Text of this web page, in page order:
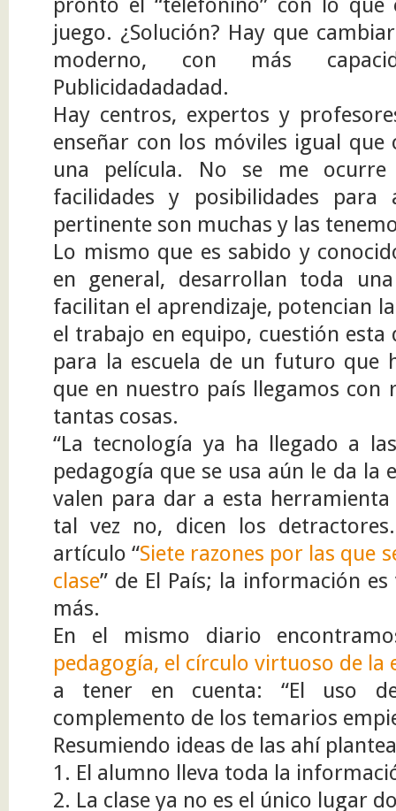
juego. ¿Solución? Hay que
moderno, con más
Publicidadadadad.
Hay centros, expertos y
enseñar con los móviles igual
una película. No se me
facilidades y posibilidades
pertinente son muchas y las
Lo mismo que es sabido y
en general, desarrollan toda
facilitan el aprendizaje, potencian
el trabajo en equipo, cuestión
para la escuela de un futuro que
que en nuestro país llegamos
tantas cosas.
“La tecnología ya ha llegado a
pedagogía que se usa aún le da la
valen para dar a esta
tal vez no, dicen los
artículo “Siete razones por las que
clase” de El País; la información
más.
En el mismo diario
pedagogía, el círculo virtuoso de la
a tener en cuenta: “El uso
complemento de los temarios
Resumiendo ideas de las ahí
1. El alumno lleva toda la
2. La clase ya no es el único lugar